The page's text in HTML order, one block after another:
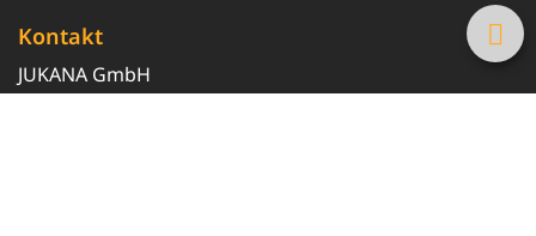
Kontakt
JUKANA GmbH